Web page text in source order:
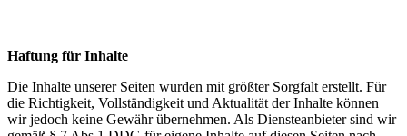
Haftung für Inhalte
Die Inhalte unserer Seiten wurden mit größter Sorgfalt erstellt. Für
die Richtigkeit, Vollständigkeit und Aktualität der Inhalte können
wir jedoch keine Gewähr übernehmen. Als Diensteanbieter sind wir